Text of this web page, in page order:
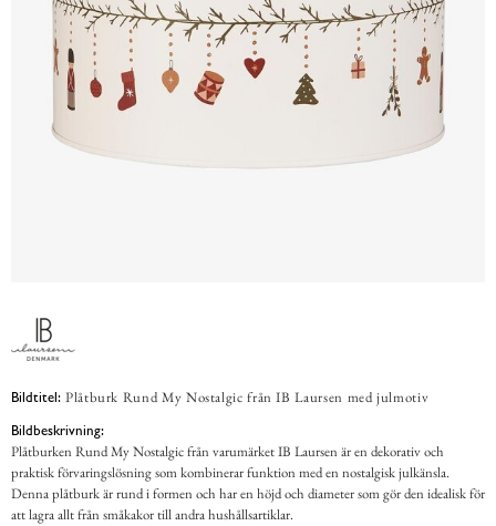
Bildtitel: Plåtburk Rund My Nostalgic från IB Laursen med julmotiv
Bildbeskrivning:
Plåtburken Rund My Nostalgic från varumärket IB Laursen är en dekorativ och
praktisk förvaringslösning som kombinerar funktion med en nostalgisk julkänsla.
Denna plåtburk är rund i formen och har en höjd och diameter som gör den idealisk för
att lagra allt från småkakor till andra hushållsartiklar.